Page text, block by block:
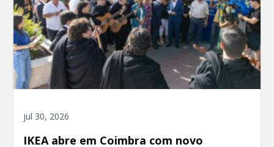
jul 30, 2026
IKEA abre em Coimbra com novo